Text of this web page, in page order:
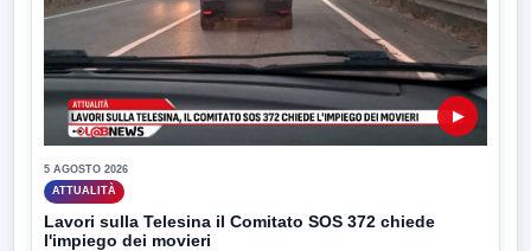
▶
5 AGOSTO 2026
ATTUALITÀ
Lavori sulla Telesina il Comitato SOS 372 chiede
l'impiego dei movieri